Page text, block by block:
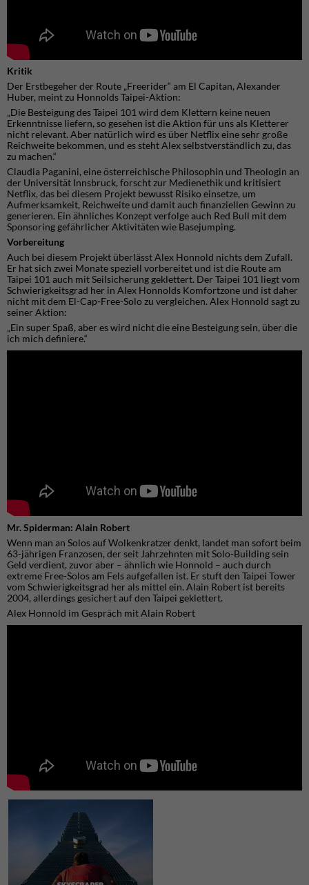
Kritik
Der Erstbegeher der Route „Freerider“ am El Capitan, Alexander
Huber, meint zu Honnolds Taipei-Aktion:
„Die Besteigung des Taipei 101 wird dem Klettern keine neuen
Erkenntnisse liefern, so gesehen ist die Aktion für uns als Kletterer
nicht relevant. Aber natürlich wird es über Netflix eine sehr große
Reichweite bekommen, und es steht Alex selbstverständlich zu, das
zu machen.“
Claudia Paganini, eine österreichische Philosophin und Theologin an
der Universität Innsbruck, forscht zur Medienethik und kritisiert
Netflix, das bei diesem Projekt bewusst Risiko einsetze, um
Aufmerksamkeit, Reichweite und damit auch finanziellen Gewinn zu
generieren. Ein ähnliches Konzept verfolge auch Red Bull mit dem
Sponsoring gefährlicher Aktivitäten wie Basejumping.
Vorbereitung
Auch bei diesem Projekt überlässt Alex Honnold nichts dem Zufall.
Er hat sich zwei Monate speziell vorbereitet und ist die Route am
Taipei 101 auch mit Seilsicherung geklettert. Der Taipei 101 liegt vom
Schwierigkeitsgrad her in Alex Honnolds Komfortzone und ist daher
nicht mit dem El-Cap-Free-Solo zu vergleichen. Alex Honnold sagt zu
seiner Aktion:
„Ein super Spaß, aber es wird nicht die eine Besteigung sein, über die
ich mich definiere.“
Mr. Spiderman: Alain Robert
Wenn man an Solos auf Wolkenkratzer denkt, landet man sofort beim
63-jährigen Franzosen, der seit Jahrzehnten mit Solo-Building sein
Geld verdient, zuvor aber – ähnlich wie Honnold – auch durch
extreme Free-Solos am Fels aufgefallen ist. Er stuft den Taipei Tower
vom Schwierigkeitsgrad her als mittel ein. Alain Robert ist bereits
2004, allerdings gesichert auf den Taipei geklettert.
Alex Honnold im Gespräch mit Alain Robert